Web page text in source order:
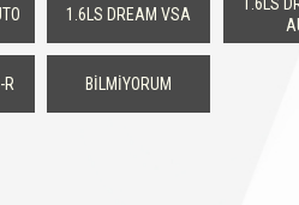
1.6LS DREAM VSA
R BİLMİYORUM